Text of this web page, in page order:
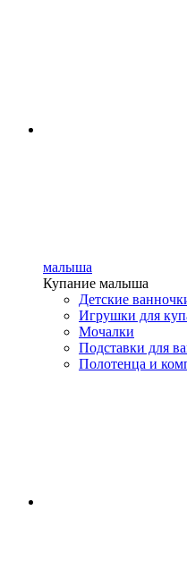
малыша
Купание малыша
Детские
Игрушки для
Мочалки
Подставки для
Полотенца и